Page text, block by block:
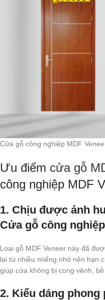
Cửa gỗ công nghiệp MDF
Ưu điểm cửa gỗ
công nghiệp MDF
1. Chịu được ảnh
Cửa gỗ công
Loại gỗ MDF Veneer này đã
lại từ nhiều miếng nhỏ nên hạn
giúp cửa không bị cong vênh,
2. Kiểu dáng phong